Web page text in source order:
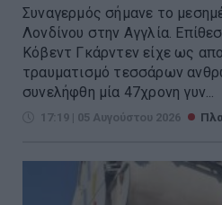
Συναγερμός σήμανε το
Λονδίνου στην Αγγλία.
Κόβεντ Γκάρντεν είχε ως
τραυματισμό τεσσάρων
συνελήφθη μία 47χρονη γυν...
17:19 | 05 Αυγούστου 2026